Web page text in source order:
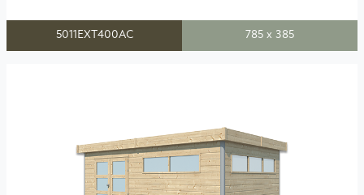
5011EXT400AC 785 x 385